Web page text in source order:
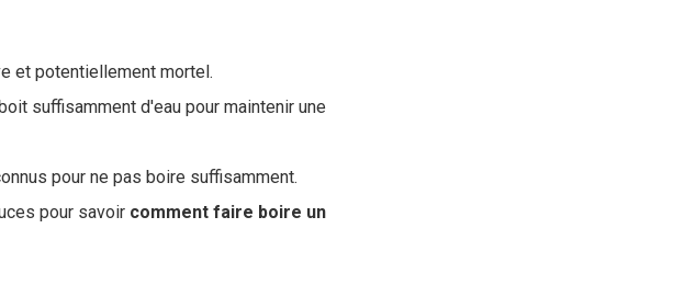
et potentiellement mortel.
suffisamment d'eau pour maintenir une
pour ne pas boire suffisamment.
pour savoir comment faire boire un